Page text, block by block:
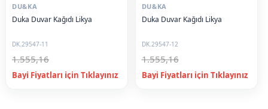
DU&KA
Duka Duvar Kağıdı Likya
DK.29547-11
1.555,16
DU&KA
Duka Duvar Kağıdı Likya
DK.29547-12
1.555,16